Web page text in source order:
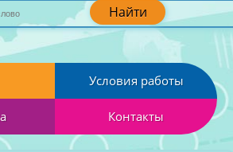
Найти
Условия работы
Контакты